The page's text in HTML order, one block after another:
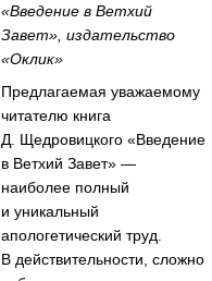
«Введение в Ветхий
Завет», издательство
«Оклик»
Предлагаемая уважаемому
читателю книга
Д. Щедровицкого «Введение
в Ветхий Завет» —
наиболее полный
и уникальный
апологетический труд.
В действительности, сложно